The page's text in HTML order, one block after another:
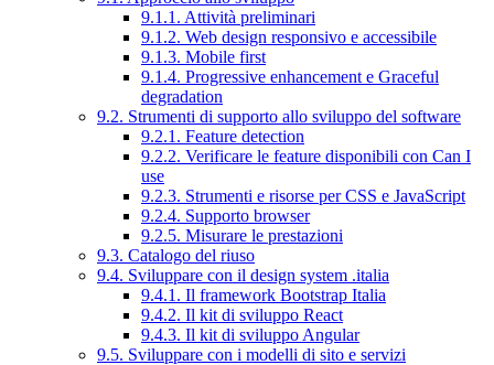
9.1.1. Attività preliminari
9.1.2. Web design responsivo e accessibile
9.1.3. Mobile first
9.1.4. Progressive enhancement e Graceful
degradation
9.2. Strumenti di supporto allo sviluppo del software
9.2.1. Feature detection
9.2.2. Verificare le feature disponibili con Can I
use
9.2.3. Strumenti e risorse per CSS e JavaScript
9.2.4. Supporto browser
9.2.5. Misurare le prestazioni
9.3. Catalogo del riuso
9.4. Sviluppare con il design system .italia
9.4.1. Il framework Bootstrap Italia
9.4.2. Il kit di sviluppo React
9.4.3. Il kit di sviluppo Angular
9.5. Sviluppare con i modelli di sito e servizi